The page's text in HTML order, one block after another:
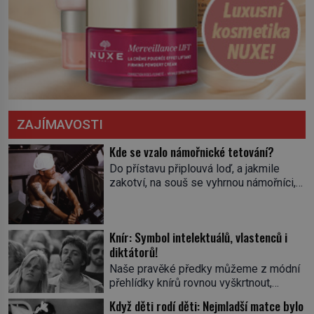
ZAJÍMAVOSTI
Kde se vzalo námořnické tetování?
Do přístavu připlouvá loď, a jakmile
zakotví, na souš se vyhrnou námořníci,
potetované paže. Námořnická kérka je
totiž něco jako uniforma. Tetování jako
takové má velmi hlubokou minulost.
Tetovaný je už pračlověk Ötzi, který
Knír: Symbol intelektuálů, vlastenců i
diktátorů!
Naše pravěké předky můžeme z módní
přehlídky knírů rovnou vyškrtnout,
jedním z nejstarších knírů musíme až do
Když děti rodí děti: Nejmladší matce bylo